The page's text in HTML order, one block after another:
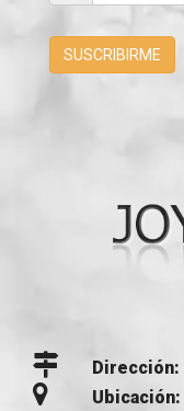
SUSCRIBIRME
Dirección:
Ubicación: